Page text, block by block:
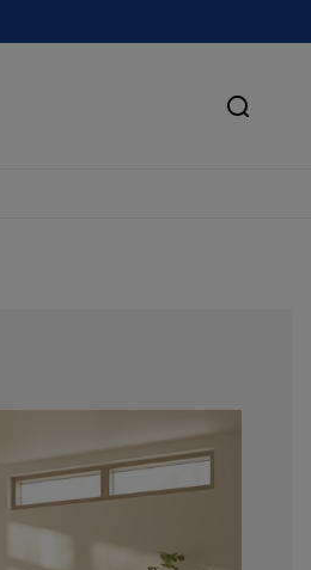
Zoeken